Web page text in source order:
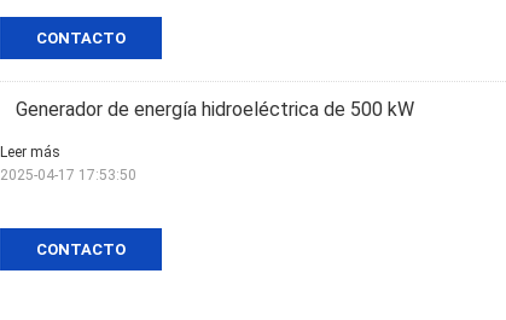
CONTACTO
Generador de energía hidroeléctrica de 500 kW
CONTACTO
Leer más
2025-04-17 17:53:50